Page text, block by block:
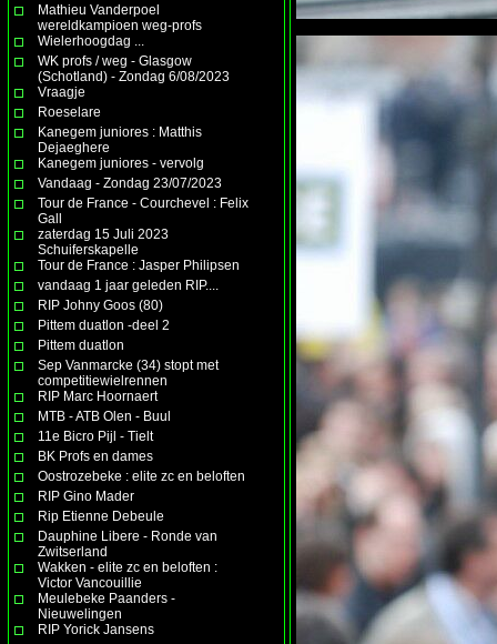
Mathieu Vanderpoel
wereldkampioen weg-profs
Wielerhoogdag ...
WK profs / weg - Glasgow
(Schotland) - Zondag 6/08/2023
Vraagje
Roeselare
Kanegem juniores : Matthis
Dejaeghere
Kanegem juniores - vervolg
Vandaag - Zondag 23/07/2023
Tour de France - Courchevel : Felix
Gall
zaterdag 15 Juli 2023
Schuiferskapelle
Tour de France : Jasper Philipsen
vandaag 1 jaar geleden RIP....
RIP Johny Goos (80)
Pittem duatlon -deel 2
Pittem duatlon
Sep Vanmarcke (34) stopt met
competitiewielrennen
RIP Marc Hoornaert
MTB - ATB Olen - Buul
11e Bicro Pijl - Tielt
BK Profs en dames
Oostrozebeke : elite zc en beloften
RIP Gino Mader
Rip Etienne Debeule
Dauphine Libere - Ronde van
Zwitserland
Wakken - elite zc en beloften :
Victor Vancouillie
Meulebeke Paanders -
Nieuwelingen
RIP Yorick Jansens